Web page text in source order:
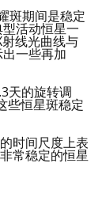
斑期间是稳定
活动恒星一
线光曲线与
一些再加
天的旋转调
些恒星斑稳定
时间尺度上表
常稳定的恒星